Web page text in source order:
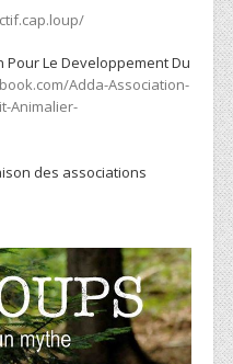
Pour Le Developpement Du
Adda-Association-
Animalier-
des associations